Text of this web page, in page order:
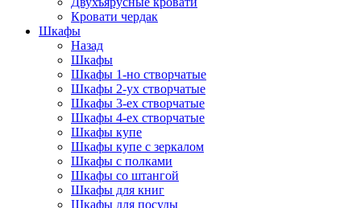
Кровати чердак
Шкафы
Назад
Шкафы
Шкафы 1-но створчатые
Шкафы 2-ух створчатые
Шкафы 3-ех створчатые
Шкафы 4-ех створчатые
Шкафы купе
Шкафы купе с зеркалом
Шкафы с полками
Шкафы со штангой
Шкафы для книг
Шкафы для посуды